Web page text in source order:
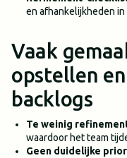
en afhankelijkheden in
Vaak
opstellen
backlogs
Te weinig
waardoor het team
Geen duidelijke